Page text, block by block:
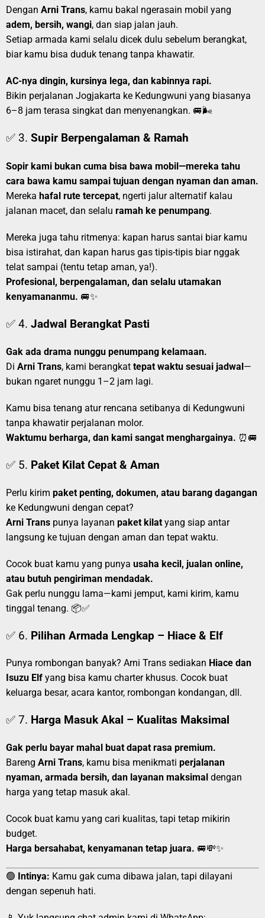
Dengan Arni Trans, kamu bakal ngerasain mobil yang
adem, bersih, wangi, dan siap jalan jauh.
Setiap armada kami selalu dicek dulu sebelum berangkat,
biar kamu bisa duduk tenang tanpa khawatir.
AC-nya dingin, kursinya lega, dan kabinnya rapi.
Bikin perjalanan Jogjakarta ke Kedungwuni yang biasanya
6–8 jam terasa singkat dan menyenangkan. 🚐🌬️
✅ 3. Supir Berpengalaman & Ramah
Sopir kami bukan cuma bisa bawa mobil—mereka tahu
cara bawa kamu sampai tujuan dengan nyaman dan aman.
Mereka hafal rute tercepat, ngerti jalur alternatif kalau
jalanan macet, dan selalu ramah ke penumpang.
Mereka juga tahu ritmenya: kapan harus santai biar kamu
bisa istirahat, dan kapan harus gas tipis-tipis biar nggak
telat sampai (tentu tetap aman, ya!).
Profesional, berpengalaman, dan selalu utamakan
kenyamananmu. 🚐✨
✅ 4. Jadwal Berangkat Pasti
Gak ada drama nunggu penumpang kelamaan.
Di Arni Trans, kami berangkat tepat waktu sesuai jadwal—
bukan ngaret nunggu 1–2 jam lagi.
Kamu bisa tenang atur rencana setibanya di Kedungwuni
tanpa khawatir perjalanan molor.
Waktumu berharga, dan kami sangat menghargainya. ⏰🚐
✅ 5. Paket Kilat Cepat & Aman
Perlu kirim paket penting, dokumen, atau barang dagangan
ke Kedungwuni dengan cepat?
Arni Trans punya layanan paket kilat yang siap antar
langsung ke tujuan dengan aman dan tepat waktu.
Cocok buat kamu yang punya usaha kecil, jualan online,
atau butuh pengiriman mendadak.
Gak perlu nunggu lama—kami jemput, kami kirim, kamu
tinggal tenang. 📦✅
✅ 6. Pilihan Armada Lengkap – Hiace & Elf
Punya rombongan banyak? Arni Trans sediakan Hiace dan
Isuzu Elf yang bisa kamu charter khusus. Cocok buat
keluarga besar, acara kantor, rombongan kondangan, dll.
✅ 7. Harga Masuk Akal – Kualitas Maksimal
Gak perlu bayar mahal buat dapat rasa premium.
Bareng Arni Trans, kamu bisa menikmati perjalanan
nyaman, armada bersih, dan layanan maksimal dengan
harga yang tetap masuk akal.
Cocok buat kamu yang cari kualitas, tapi tetap mikirin
budget.
Harga bersahabat, kenyamanan tetap juara. 🚐💸✨
🟢 Intinya: Kamu gak cuma dibawa jalan, tapi dilayani
dengan sepenuh hati.